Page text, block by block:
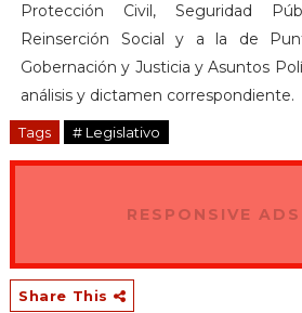
Protección Civil, Seguridad
Reinserción Social y a la de
Gobernación y Justicia y Asuntos
análisis y dictamen correspondiente.
Tags # Legislativo
RESPONSIVE ADS
Share This